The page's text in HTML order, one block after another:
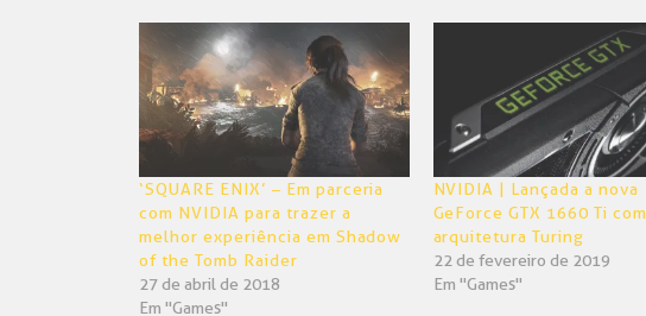
em
nova
janela)
em
nova
janela)
‘SQUARE ENIX’ – Em parceria
com NVIDIA para trazer a
melhor experiência em Shadow
of the Tomb Raider
27 de abril de 2018
Em "Games"
NVIDIA | Lançada a nova
GeForce GTX 1660 Ti com
arquitetura Turing
22 de fevereiro de 2019
Em "Games"